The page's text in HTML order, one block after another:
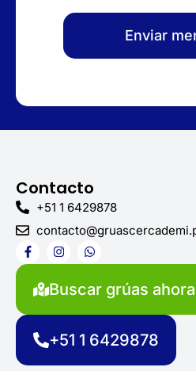
Enviar
Contacto
+51 1 6429878
F
a
c
b
o
I
n
s
t
a
r
m
W
h
a
s
p
Buscar grúas ahora
+51 1 6429878